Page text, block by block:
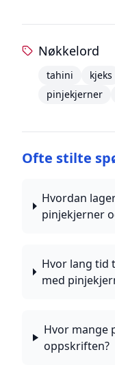
Nøkkelord
tahini kjeks
pinjekjerner
Ofte stilte
Hvordan
pinjekjerner
Hvor lang tid
med
Hvor mange
oppskriften?